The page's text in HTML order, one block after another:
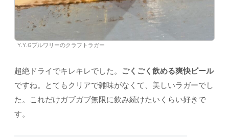
Y.Y.Gブルワリーのクラフトラガー
超絶ドライでキレキレでした。 ごくごく飲める爽快ビール
ですね。とてもクリアで雑味がなくて、美しいラガーでし
た。これだけガブガブ無限に飲み続けたいくらい好きで
す。